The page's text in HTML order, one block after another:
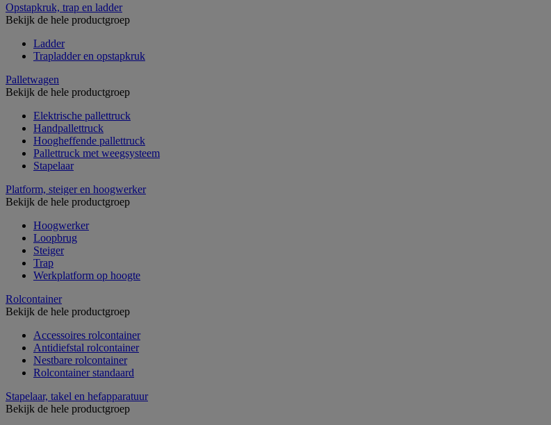
Opstapkruk, trap en ladder
Bekijk de hele productgroep
Ladder
Trapladder en opstapkruk
Palletwagen
Bekijk de hele productgroep
Elektrische pallettruck
Handpallettruck
Hoogheffende pallettruck
Pallettruck met weegsysteem
Stapelaar
Platform, steiger en hoogwerker
Bekijk de hele productgroep
Hoogwerker
Loopbrug
Steiger
Trap
Werkplatform op hoogte
Rolcontainer
Bekijk de hele productgroep
Accessoires rolcontainer
Antidiefstal rolcontainer
Nestbare rolcontainer
Rolcontainer standaard
Stapelaar, takel en hefapparatuur
Bekijk de hele productgroep